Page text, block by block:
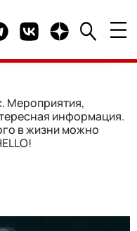
канал HELLO
Группа HELLO
Канал HELLO в
Мероприятия,
информация.
в жизни можно